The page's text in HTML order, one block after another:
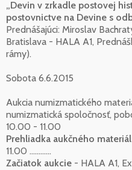
„Devin v zrkadle postovej
postovnictve na Devine s
Prednášajúci: Miroslav
Bratislava - HALA A1,
rámy).
Sobota 6.6.2015
Aukcia numizmatického
numizmatická spoločnosť,
10.00 - 11.00
Prehliadka aukčného
11.00 ............
Začiatok aukcie - HALA A1,